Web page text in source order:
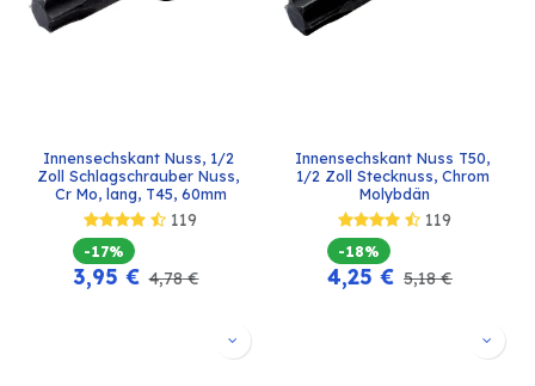
Innensechskant Nuss, 1/2
Zoll Schlagschrauber Nuss,
Cr Mo, lang, T45, 60mm
119
-17%
3,95 € 4,78€
Innensechskant Nuss T50,
1/2 Zoll Stecknuss, Chrom
Molybdän
119
-18%
4,25 € 5,18€